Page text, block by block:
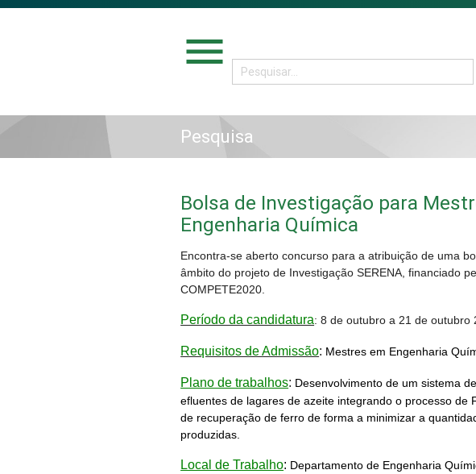
menu
Pesquisa
Bolsa de Investigação para
Engenharia Química
Encontra-se aberto concurso para a atribuição de uma
âmbito do projeto de Investigação SERENA, financiado
COMPETE2020.
Período da candidatura: 8 de outubro a 21 de outubro
Requisitos de Admissão: Mestres em Engenharia
Plano de trabalhos: Desenvolvimento de um sistema
efluentes de lagares de azeite integrando o processo de
de recuperação de ferro de forma a minimizar a
produzidas.
Local de Trabalho: Departamento de Engenharia